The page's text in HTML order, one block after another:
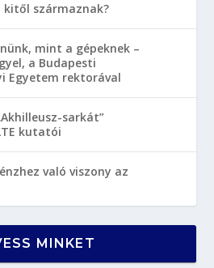
kitől származnak?
mint a gépeknek –
a Budapesti
Egyetem rektorával
sarkát”
kutatói
való viszony az
MINKET